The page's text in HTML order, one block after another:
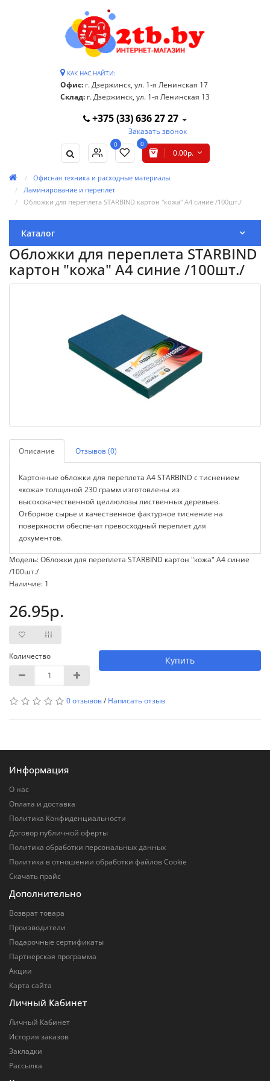
КАК НАС НАЙТИ:
Офис: г. Дзержинск, ул. 1-я Ленинская 17
Склад: г. Дзержинск, ул. 1-я Ленинская 13
+375 (33) 636 27 27
Заказать звонок
0 0
0.00р.
Офисная техника и расходные материалы
Ламинирование и переплет
Обложки для переплета STARBIND картон "кожа" А4 синие /100шт./
Каталог
Обложки для переплета STARBIND
картон "кожа" А4 синие /100шт./
Описание Отзывов (0)
Картонные обложки для переплета А4 STARBIND с тиснением
«кожа» толщиной 230 грамм изготовлены из
высококачественной целлюлозы лиственных деревьев.
Отборное сырье и качественное фактурное тиснение на
поверхности обеспечат превосходный переплет для
документов.
Модель: Обложки для переплета STARBIND картон "кожа" А4 синие
/100шт./
Наличие: 1
26.95р.
Количество Купить
0 отзывов/ Написать отзыв
Информация
О нас
Оплата и доставка
Политика Конфиденциальности
Договор публичной оферты
Политика обработки персональных данных
Политика в отношении обработки файлов Cookie
Скачать прайс
Дополнительно
Возврат товара
Производители
Подарочные сертификаты
Партнерская программа
Акции
Карта сайта
Личный Кабинет
Личный Кабинет
История заказов
Закладки
Рассылка